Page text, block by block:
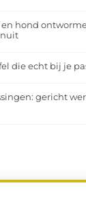
hond
die echt bij je
gericht